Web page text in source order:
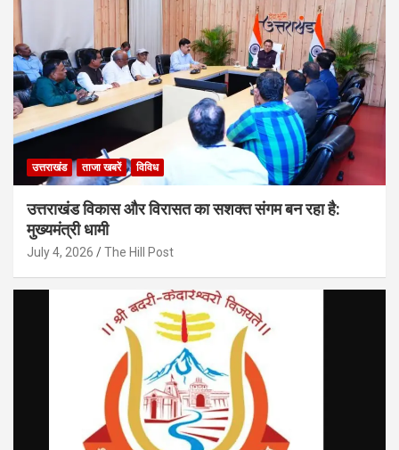
उत्तराखंड ताजा खबरें विविध
उत्तराखंड विकास और विरासत का सशक्त संगम बन रहा है:
मुख्यमंत्री धामी
July 4, 2026 The Hill Post